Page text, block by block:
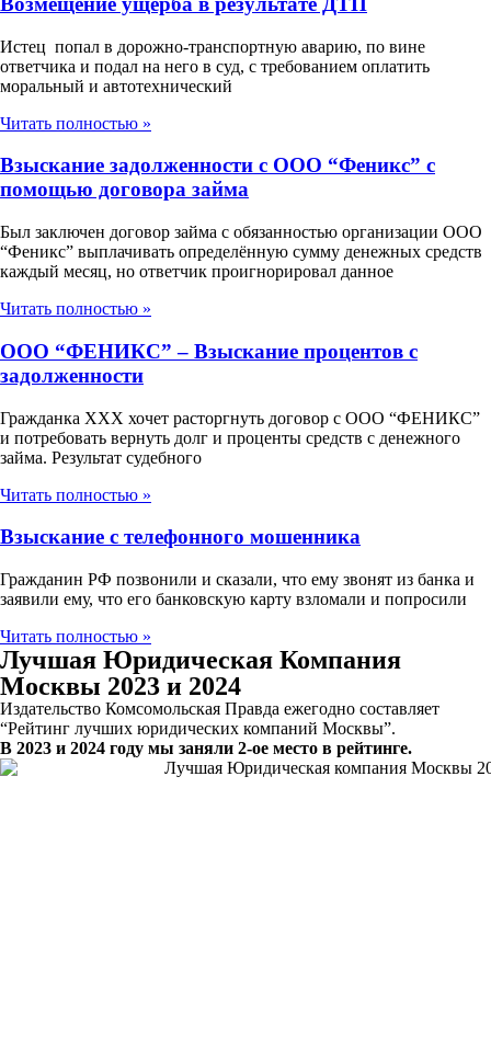
Истец попал в дорожно-транспортную аварию, по вине
ответчика и подал на него в суд, с требованием оплатить
моральный и автотехнический
Читать полностью »
Взыскание задолженности с ООО “Феникс” с
помощью договора займа
Был заключен договор займа с обязанностью организации ООО
“Феникс” выплачивать определённую сумму денежных средств
каждый месяц, но ответчик проигнорировал данное
Читать полностью »
ООО “ФЕНИКС” – Взыскание процентов с
задолженности
Гражданка ХХХ хочет расторгнуть договор с ООО “ФЕНИКС”
и потребовать вернуть долг и проценты средств с денежного
займа. Результат судебного
Читать полностью »
Взыскание с телефонного мошенника
Гражданин РФ позвонили и сказали, что ему звонят из банка и
заявили ему, что его банковскую карту взломали и попросили
Читать полностью »
Лучшая Юридическая Компания
Москвы 2023 и 2024
Издательство Комсомольская Правда ежегодно составляет
“Рейтинг лучших юридических компаний Москвы”.
В 2023 и 2024 году мы заняли 2-ое место в рейтинге.